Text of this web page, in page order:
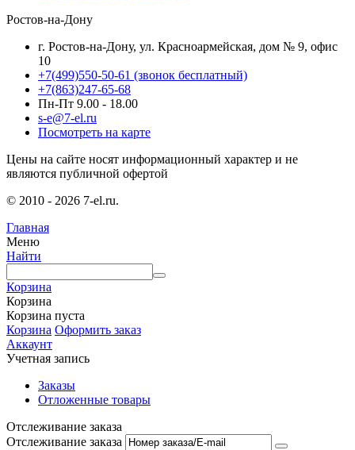
Ростов-на-Дону
г. Ростов-на-Дону, ул. Красноармейская, дом № 9, офис
10
+7(499)550-50-61 (звонок бесплатный)
+7(863)247-65-68
Пн-Пт 9.00 - 18.00
s-e@7-el.ru
Посмотреть на карте
Цены на сайте носят информационный характер и не
являются публичной офертой
© 2010 - 2026 7-el.ru.
Главная
Меню
Найти
Корзина
Корзина
Корзина пуста
Корзина Оформить заказ
Аккаунт
Учетная запись
Заказы
Отложенные товары
Отслеживание заказа
Отслеживание заказа